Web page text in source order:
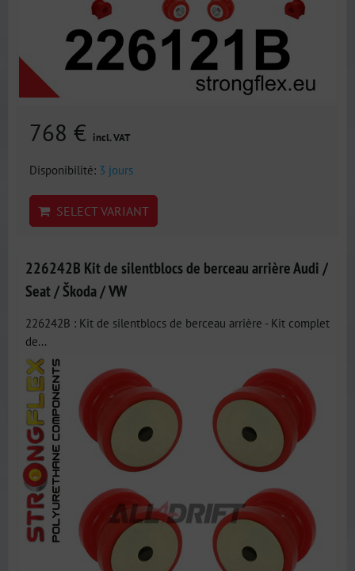
768 € incl. VAT
Disponibilité: 3 jours
SELECT VARIANT
226242B Kit de silentblocs de berceau arrière Audi /
Seat / Škoda / VW
226242B : Kit de silentblocs de berceau arrière - Kit complet
de...